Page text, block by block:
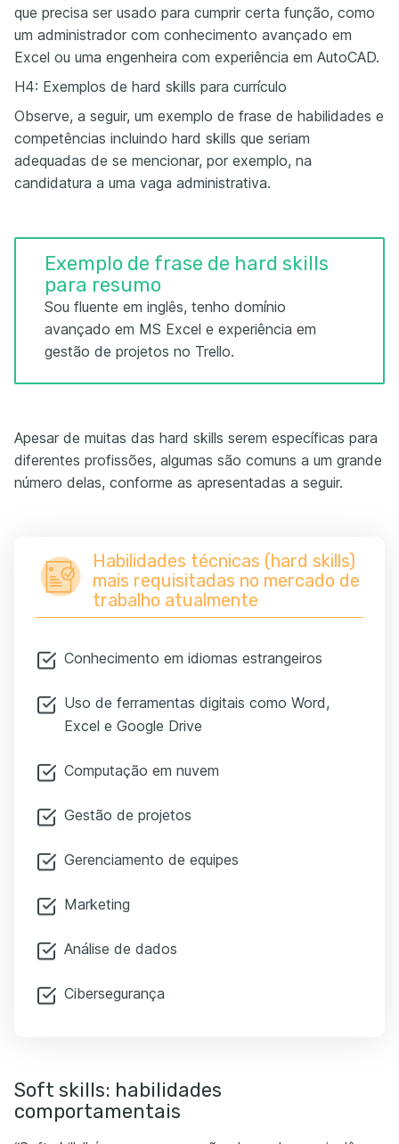
que precisa ser usado para cumprir certa função, como
um administrador com conhecimento avançado em
Excel ou uma engenheira com experiência em AutoCAD.
H4: Exemplos de hard skills para currículo
Observe, a seguir, um exemplo de frase de habilidades e
competências incluindo hard skills que seriam
adequadas de se mencionar, por exemplo, na
candidatura a uma vaga administrativa.
Exemplo de frase de hard skills
para resumo
Sou fluente em inglês, tenho domínio
avançado em MS Excel e experiência em
gestão de projetos no Trello.
Apesar de muitas das hard skills serem específicas para
diferentes profissões, algumas são comuns a um grande
número delas, conforme as apresentadas a seguir.
Habilidades técnicas (hard skills)
mais requisitadas no mercado de
trabalho atualmente
Conhecimento em idiomas estrangeiros
Uso de ferramentas digitais como Word,
Excel e Google Drive
Computação em nuvem
Gestão de projetos
Gerenciamento de equipes
Marketing
Análise de dados
Cibersegurança
Soft skills: habilidades
comportamentais